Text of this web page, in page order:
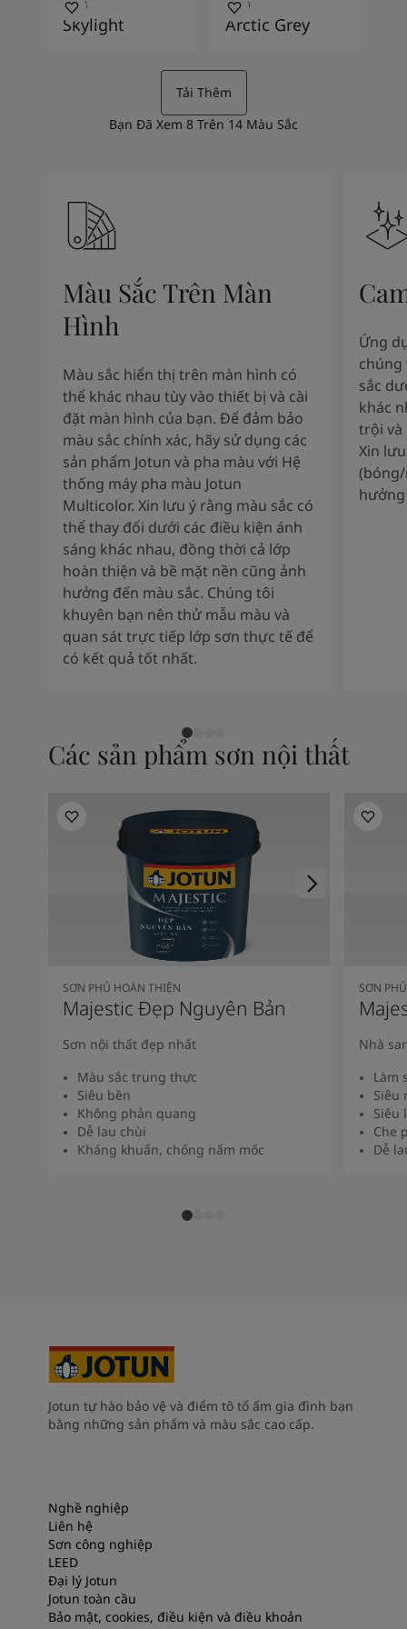
1624
Skylight
5249
Arctic Grey
Tải Thêm
Bạn Đã Xem 8 Trên 14 Màu Sắc
Màu Sắc Trên Màn
Hình
Màu sắc hiển thị trên màn hình có
thể khác nhau tùy vào thiết bị và cài
đặt màn hình của bạn. Để đảm bảo
màu sắc chính xác, hãy sử dụng các
sản phẩm Jotun và pha màu với Hệ
thống máy pha màu Jotun
Multicolor. Xin lưu ý rằng màu sắc có
thể thay đổi dưới các điều kiện ánh
sáng khác nhau, đồng thời cả lớp
hoàn thiện và bề mặt nền cũng ảnh
hưởng đến màu sắc. Chúng tôi
khuyên bạn nên thử mẫu màu và
quan sát trực tiếp lớp sơn thực tế để
có kết quả tốt nhất.
Ứng
chúng
sắc
khác
trội và
Xin
hưởng
Các sản phẩm sơn nội thất
SƠN PHỦ HOÀN THIỆN
Majestic Đẹp Nguyên Bản
Sơn nội thất đẹp nhất
Màu sắc trung thực
Siêu bền
Không phản quang
Dễ lau chùi
Kháng khuẩn, chống nấm mốc
SƠN
Nhà
Làm
Siêu
Siêu
Che
Dễ
Jotun tự hào bảo vệ và điểm tô tổ ấm gia đình bạn
bằng những sản phẩm và màu sắc cao cấp.
Nghề nghiệp
Liên hệ
Sơn công nghiệp
LEED
Đại lý Jotun
Jotun toàn cầu
Bảo mật, cookies, điều kiện và điều khoản